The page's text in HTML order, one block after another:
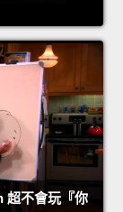
超不會玩『你